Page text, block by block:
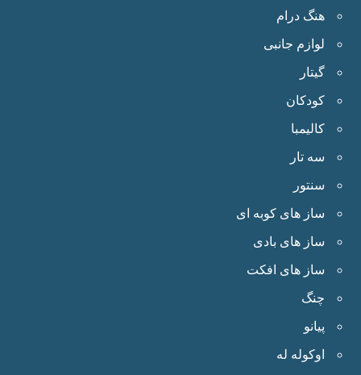
هنگ درام
لوازم جانبی
گیتار
کودکان
کالیمبا
سه تار
سنتور
ساز های کوبه ای
ساز های بادی
ساز های افکت
چنگ
پیانو
اوکوله له